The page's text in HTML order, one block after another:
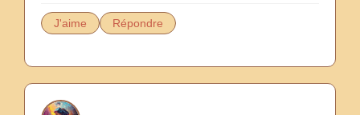
J'aime Répondre